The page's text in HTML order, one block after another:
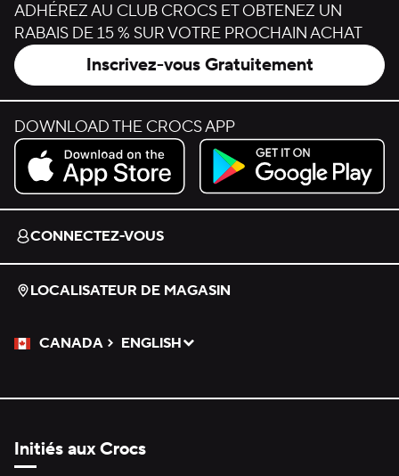
ADHÉREZ AU CLUB CROCS ET OBTENEZ UN
RABAIS DE 15 % SUR VOTRE PROCHAIN ACHAT
Inscrivez-vous Gratuitement
DOWNLOAD THE CROCS APP
Download on the App Store.
Get it on Google Play.
CONNECTEZ-VOUS
LOCALISATEUR DE MAGASIN
CANADA
Veuillez sélectionner une langue
ENGLISH
Sélectionné
Initiés aux Crocs